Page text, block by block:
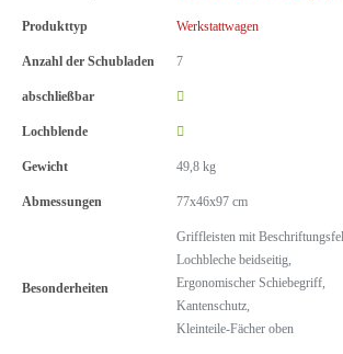
Produkttyp Werkstattwagen
Anzahl der Schubladen 7
abschließbar
Lochblende
Gewicht 49,8 kg
Abmessungen 77x46x97 cm
Besonderheiten
Griffleisten mit
Lochbleche beidseitig,
Ergonomischer Schiebegriff,
Kantenschutz,
Kleinteile-Fächer oben